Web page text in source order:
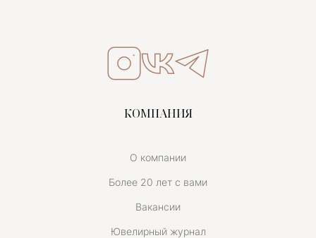
КОМПАНИЯ
О компании
Более 20 лет с вами
Вакансии
Ювелирный журнал